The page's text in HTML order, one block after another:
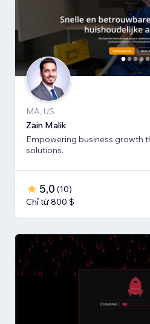
MA, US
Zain Malik
Empowering business growth
solutions.
5,0 (10)
Chỉ từ 800 $